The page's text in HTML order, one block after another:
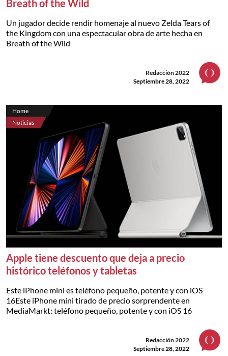
Breath of the Wild
Un jugador decide rendir homenaje al nuevo Zelda Tears of
the Kingdom con una espectacular obra de arte hecha en
Breath of the Wild
Redacción 2022
Septiembre 28, 2022
Home
Noticias
Apple tiene descuento que deja a precio
histórico teléfonos y tabletas
Este iPhone mini es teléfono pequeño, potente y con iOS
16Este iPhone mini tirado de precio sorprendente en
MediaMarkt: teléfono pequeño, potente y con iOS 16
Redacción 2022
Septiembre 28, 2022